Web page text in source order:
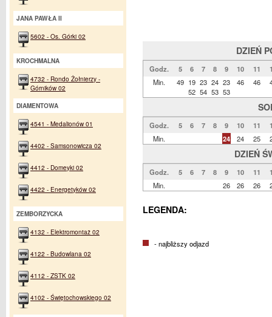
DZIEŃ
Godz. 5 6 7 8 9 10 11
Min.
49 19
52
23
54
24
53
23
53
46 46
Godz. 5 6 7 8 9 10 11
Min.
24 24 25
DZIEŃ
Godz. 5 6 7 8 9 10 11
Min.
26 26 26
LEGENDA:
- najbliższy odjazd
JANA PAWŁA II
5602 - Os. Górki 02
KROCHMALNA
4732 - Rondo Żołnierzy -
Górników 02
DIAMENTOWA
4541 - Medalionów 01
4402 - Samsonowicza 02
4412 - Domeyki 02
4422 - Energetyków 02
ZEMBORZYCKA
4132 - Elektromontaż 02
4122 - Budowlana 02
4112 - ZSTK 02
4102 - Świętochowskiego 02